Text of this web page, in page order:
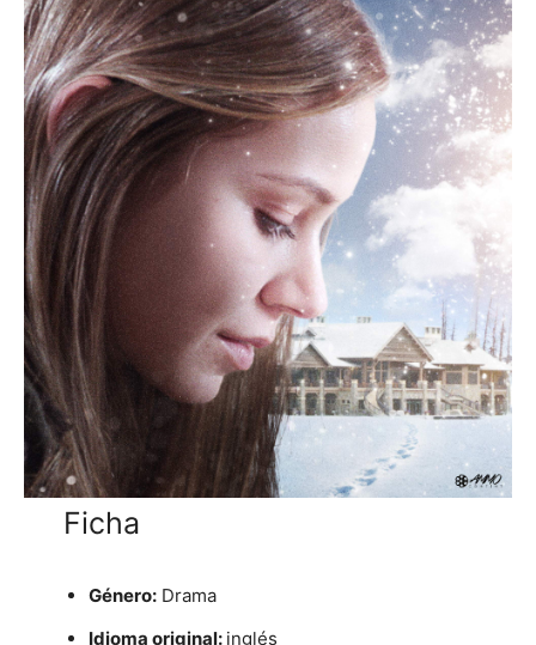
Ficha
Género:Drama
Idioma original: inglés